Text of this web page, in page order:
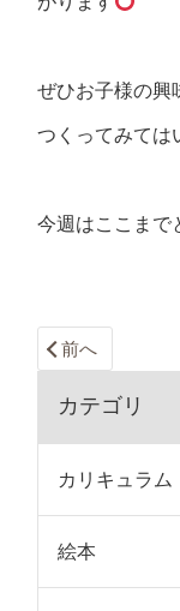
ぜひお子様の興
つくってみては
今週はここまで
前へ
カテゴリ
カリキュラム
絵本